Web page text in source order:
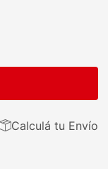
Calculá tu Envío